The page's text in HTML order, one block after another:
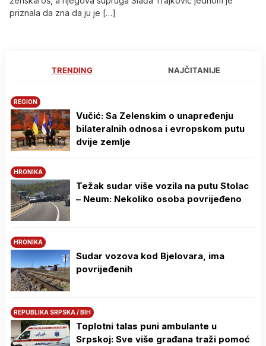
priznala da zna da ju je […]
TRENDING NAJČITANIJE
REGION
Vučić: Sa Zelenskim o unapređenju
bilateralnih odnosa i evropskom putu
dvije zemlje
HRONIKA
Težak sudar više vozila na putu Stolac
– Neum: Nekoliko osoba povrijeđeno
HRONIKA
Sudar vozova kod Bjelovara, ima
povrijeđenih
REPUBLIKA SRPSKA / BIH
Toplotni talas puni ambulante u
Srpskoj: Sve više građana traži pomoć